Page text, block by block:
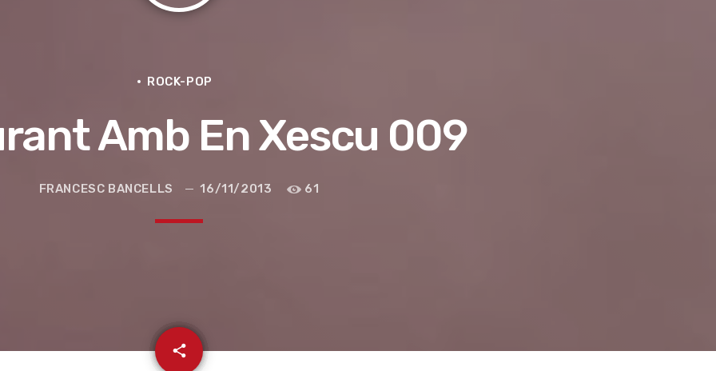
ROCK-POP
Amb En Xescu 009
FRANCESC BANCELLS 16/11/2013 61
share
email